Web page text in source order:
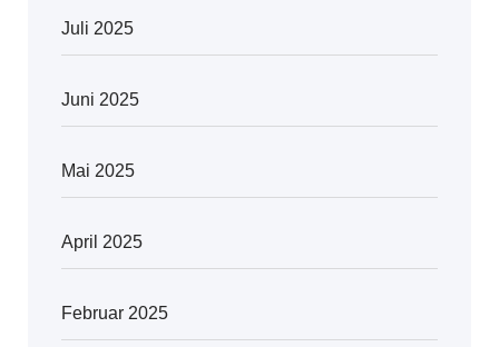
Juli 2025
Juni 2025
Mai 2025
April 2025
Februar 2025